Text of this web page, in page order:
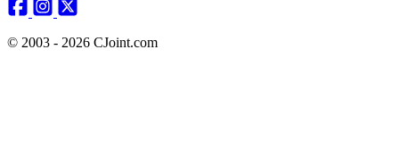
© 2003 - 2026 CJoint.com